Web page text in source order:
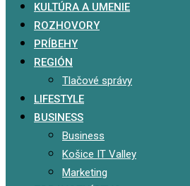
KULTÚRA A UMENIE
ROZHOVORY
PRÍBEHY
REGIÓN
Tlačové správy
LIFESTYLE
BUSINESS
Business
Košice IT Valley
Marketing